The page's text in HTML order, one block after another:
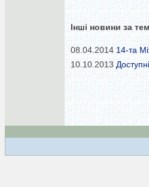
Інші новини за
08.04.2014 14-та
10.10.2013